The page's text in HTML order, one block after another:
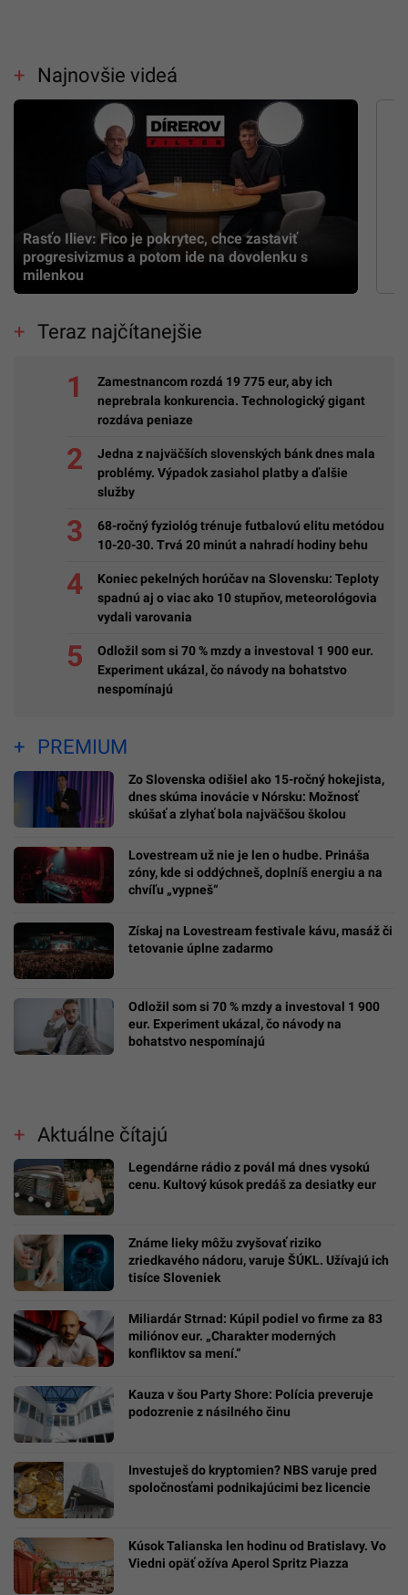
Najnovšie videá
Rasťo Iliev: Fico je pokrytec, chce zastaviť
progresivizmus a potom ide na dovolenku s
milenkou
Teraz najčítanejšie
Zamestnancom rozdá 19 775 eur, aby ich
neprebrala konkurencia. Technologický gigant
rozdáva peniaze
Jedna z najväčších slovenských bánk dnes mala
problémy. Výpadok zasiahol platby a ďalšie
služby
68-ročný fyziológ trénuje futbalovú elitu metódou
10-20-30. Trvá 20 minút a nahradí hodiny behu
Koniec pekelných horúčav na Slovensku: Teploty
spadnú aj o viac ako 10 stupňov, meteorológovia
vydali varovania
Odložil som si 70 % mzdy a investoval 1 900 eur.
Experiment ukázal, čo návody na bohatstvo
nespomínajú
PREMIUM
Zo Slovenska odišiel ako 15-ročný hokejista,
dnes skúma inovácie v Nórsku: Možnosť
skúšať a zlyhať bola najväčšou školou
Lovestream už nie je len o hudbe. Prináša
zóny, kde si oddýchneš, doplníš energiu a na
chvíľu „vypneš“
Získaj na Lovestream festivale kávu, masáž či
tetovanie úplne zadarmo
Odložil som si 70 % mzdy a investoval 1 900
eur. Experiment ukázal, čo návody na
bohatstvo nespomínajú
Aktuálne čítajú
Legendárne rádio z povál má dnes vysokú
cenu. Kultový kúsok predáš za desiatky eur
Známe lieky môžu zvyšovať riziko
zriedkavého nádoru, varuje ŠÚKL. Užívajú ich
tisíce Sloveniek
Miliardár Strnad: Kúpil podiel vo firme za 83
miliónov eur. „Charakter moderných
konfliktov sa mení.“
Kauza v šou Party Shore: Polícia preveruje
podozrenie z násilného činu
Investuješ do kryptomien? NBS varuje pred
spoločnosťami podnikajúcimi bez licencie
Kúsok Talianska len hodinu od Bratislavy. Vo
Viedni opäť ožíva Aperol Spritz Piazza